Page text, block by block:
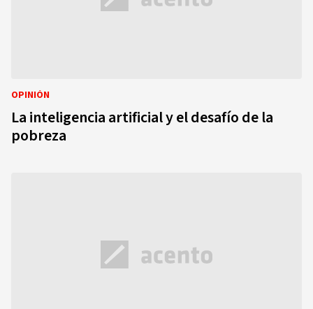
OPINIÓN
La inteligencia artificial y el desafío de la
pobreza